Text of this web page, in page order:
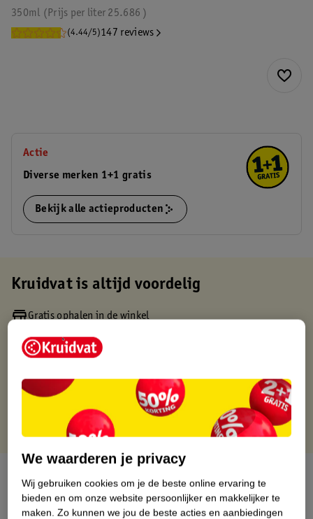
350ml 25.686
Prijs per liter
(4.44/5)147 reviews
Actie
Diverse merken 1+1 gratis
Bekijk alle actieproducten
Kruidvat is altijd voordelig
Gratis ophalen in de winkel
Gratis thuisbezorgd vanaf 50.00
Gratis punten met je Kruidvat kaart
Over dit product
Productinformatie
We waarderen je privacy
Wij gebruiken cookies om je de beste online ervaring te
bieden en om onze website persoonlijker en makkelijker te
maken. Zo kunnen we jou de beste acties en aanbiedingen